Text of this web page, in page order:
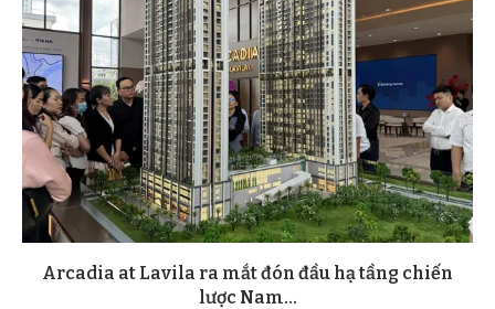
Arcadia at Lavila ra mắt đón đầu hạ tầng chiến
lược Nam...